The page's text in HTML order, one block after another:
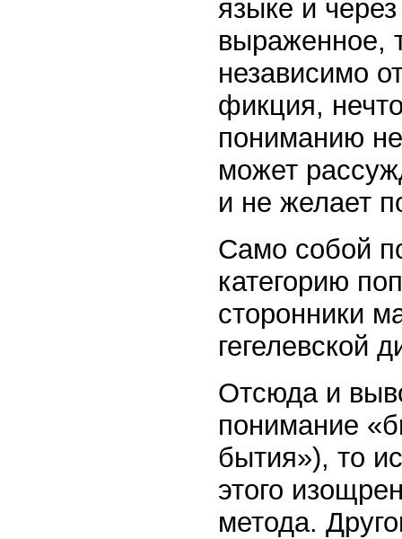
языке и
выраженное,
независимо
фикция,
пониманию
может
и не желает
Само собой
категорию
сторонники
гегелевской
Отсюда и
понимание
бытия»), то
этого
метода.